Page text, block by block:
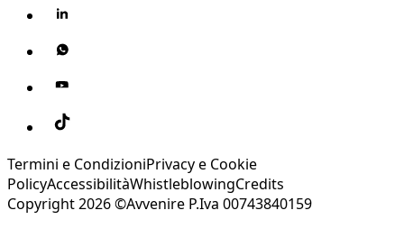
Termini e CondizioniPrivacy e Cookie
PolicyAccessibilitàWhistleblowingCredits
Copyright 2026 ©Avvenire P.Iva 00743840159